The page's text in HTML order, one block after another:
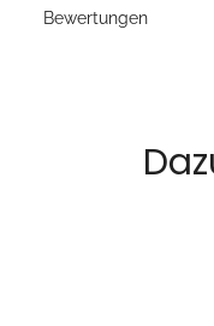
Bewertungen